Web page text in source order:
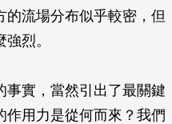
流場分布似乎較密，但
烈。
事實，當然引出了最關鍵
用力是從何而來？我們